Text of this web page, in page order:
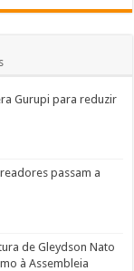
Gurupi para reduzir
passam a
de Gleydson Nato
à Assembleia